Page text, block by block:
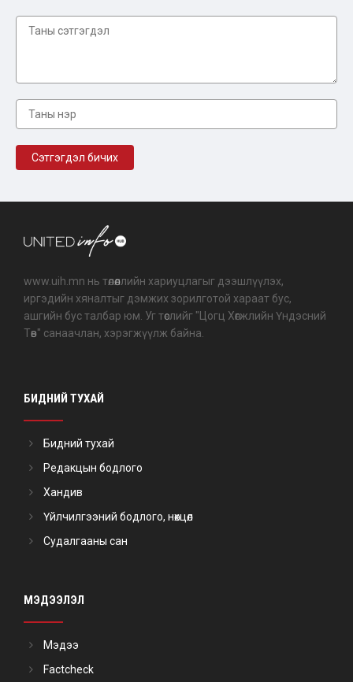
www.uih.mn нь төлөөллийн хариуцлагыг дээшлүүлэх,
иргэдийн хяналтыг дэмжих зорилготой хараат бус,
ашгийн бус талбар юм. Уг төслийг "Цогц Хөгжлийн Үндэсний
Төв" санаачлан, хэрэгжүүлж байна.
БИДНИЙ ТУХАЙ
Бидний тухай
Редакцын бодлого
Хандив
Үйлчилгээний бодлого, нөхцөл
Судалгааны сан
МЭДЭЭЛЭЛ
Мэдээ
Factcheck